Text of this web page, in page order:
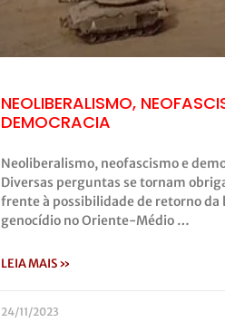
NEOLIBERALISMO,
DEMOCRACIA
Neoliberalismo, neofascismo e
Diversas perguntas se tornam
frente à possibilidade de retorno da
genocídio no Oriente-Médio …
LEIA MAIS »
24/11/2023